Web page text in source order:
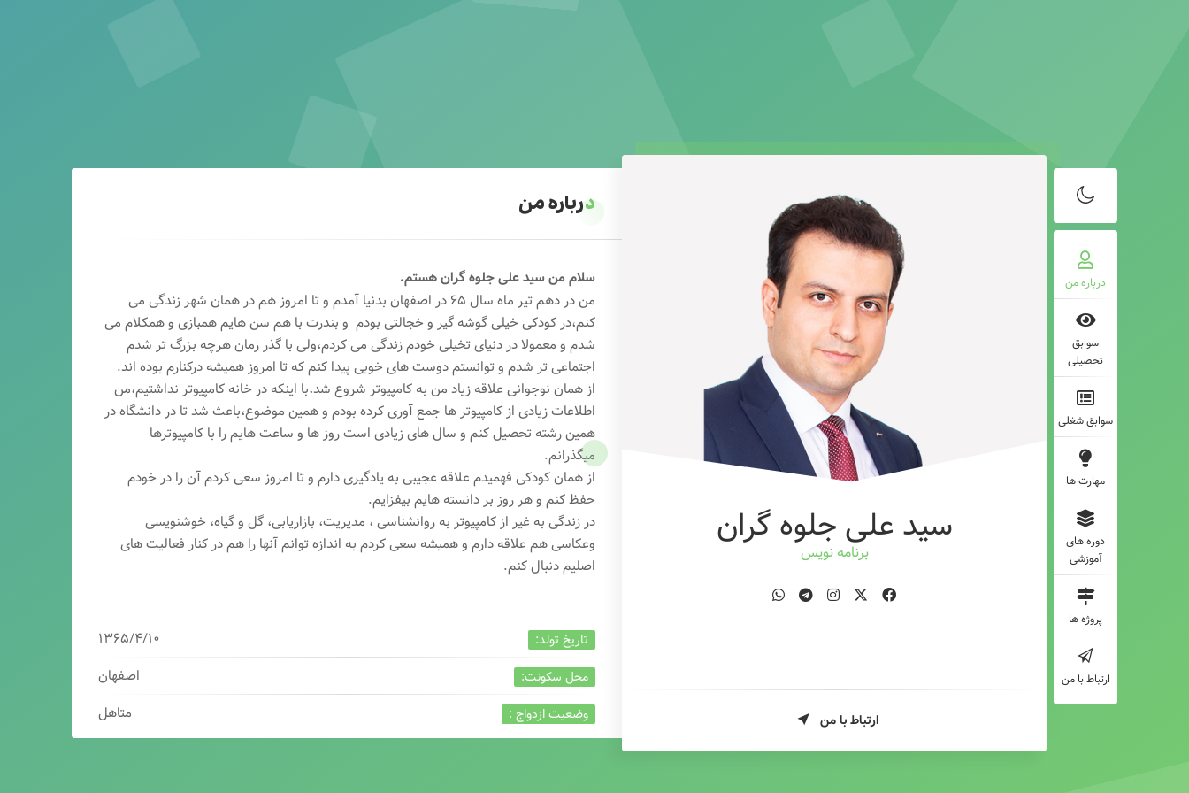
درباره من
سوابق
تحصیلی
سوابق شغلی
مهارت ها
دوره های
آموزشی
پروژه ها
ارتباط با من
سید علی جلوه گران
برنامه نویس
ارتباط با من
درباره من
سلام من سید علی جلوه گران هستم.
من در دهم تیر ماه سال ۶۵ در اصفهان بدنیا آمدم و تا امروز هم در همان شهر زندگی می
کنم،در کودکی خیلی گوشه گیر و خجالتی بودم و بندرت با هم سن هایم همبازی و همکلام می
شدم و معمولا در دنیای تخیلی خودم زندگی می کردم،ولی با گذر زمان هرچه بزرگ تر شدم
اجتماعی تر شدم و توانستم دوست های خوبی پیدا کنم که تا امروز همیشه درکنارم بوده اند.
از همان نوجوانی علاقه زیاد من به کامپیوتر شروع شد،با اینکه در خانه کامپیوتر نداشتیم،من
اطلاعات زیادی از کامپیوتر ها جمع آوری کرده بودم و همین موضوع،باعث شد تا در دانشگاه در
همین رشته تحصیل کنم و سال های زیادی است روز ها و ساعت هایم را با کامپیوترها
میگذرانم.
از همان کودکی فهمیدم علاقه عجیبی به یادگیری دارم و تا امروز سعی کردم آن را در خودم
حفظ کنم و هر روز بر دانسته هایم بیفزایم.
در زندگی به غیر از کامپیوتر به روانشناسی ، مدیریت، بازاریابی، گل و گیاه، خوشنویسی
وعکاسی هم علاقه دارم و همیشه سعی کردم به اندازه توانم آنها را هم در کنار فعالیت های
اصلیم دنبال کنم.
تاریخ تولد: ۱۳۶۵/۴/۱۰
محل سکونت: اصفهان
وضعیت ازدواج : متاهل